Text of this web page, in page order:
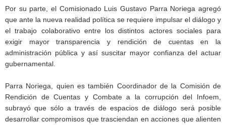
Por su parte, el Comisionado Luis Gustavo Parra Noriega agregó
que ante la nueva realidad política se requiere impulsar el diálogo y
el trabajo colaborativo entre los distintos actores sociales para
exigir mayor transparencia y rendición de cuentas en la
administración pública y así suscitar mayor confianza del actuar
gubernamental.
Parra Noriega, quien es también Coordinador de la Comisión de
Rendición de Cuentas y Combate a la corrupción del Infoem,
subrayó que sólo a través de espacios de diálogo será posible
desarrollar compromisos que trasciendan en acciones que alienten